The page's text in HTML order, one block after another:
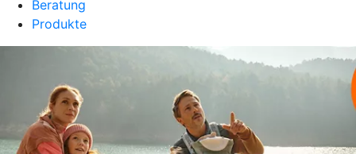
Beratung
Produkte